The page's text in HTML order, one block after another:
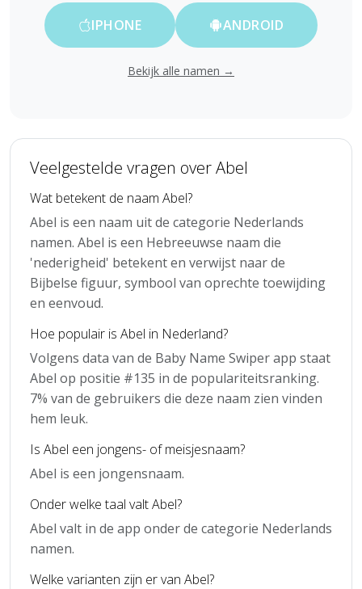
IPHONE ANDROID
Bekijk alle namen →
Veelgestelde vragen over Abel
Wat betekent de naam Abel?
Abel is een naam uit de categorie Nederlands
namen. Abel is een Hebreeuwse naam die
'nederigheid' betekent en verwijst naar de
Bijbelse figuur, symbool van oprechte toewijding
en eenvoud.
Hoe populair is Abel in Nederland?
Volgens data van de Baby Name Swiper app staat
Abel op positie #135 in de populariteitsranking.
7% van de gebruikers die deze naam zien vinden
hem leuk.
Is Abel een jongens- of meisjesnaam?
Abel is een jongensnaam.
Onder welke taal valt Abel?
Abel valt in de app onder de categorie Nederlands
namen.
Welke varianten zijn er van Abel?